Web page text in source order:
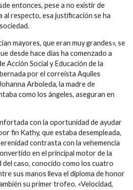
entonces, pese a no existir de
al respecto, esa justificación se ha
mayores, que eran muy grandes», se
desde hace días ha comenzado a
Acción Social y Educación de la
por el correísta Aquiles
Arboleda, la madre de
como los ángeles, aseguran en
con la oportunidad de ayudar
fin Kathy, que estaba desempleada,
contrasta con la vehemencia
en el principal motor de la
del caso, conocido como los cuatro
sus manos lleva el diploma de honor
su primer trofeo. «Velocidad,